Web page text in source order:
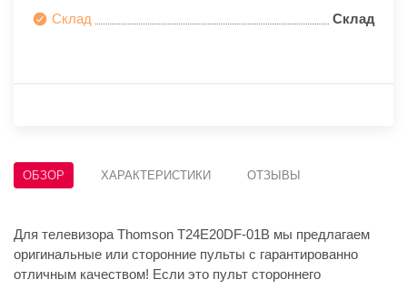
Склад Склад
ОБЗОР ХАРАКТЕРИСТИКИ ОТЗЫВЫ
Для телевизора Thomson T24E20DF-01B мы предлагаем
оригинальные или сторонние пульты с гарантированно
отличным качеством! Если это пульт стороннего